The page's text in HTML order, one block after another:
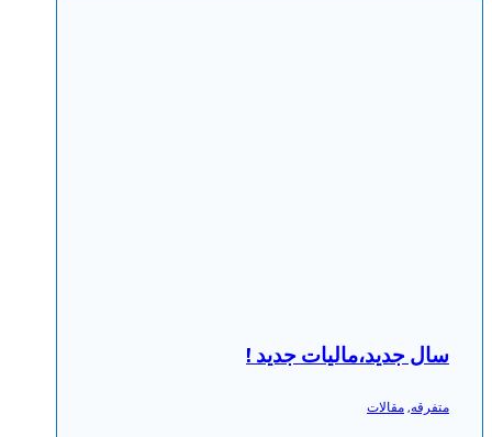
سال جدید،مالیات جدید !
متفرقه, مقالات